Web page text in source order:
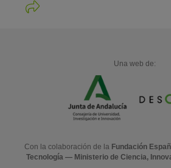
Una web de:
Con la colaboración de la Fundación
Tecnología — Ministerio de Ciencia,